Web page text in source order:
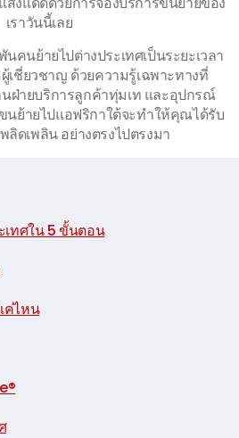
เราวันนี้เลย
คนย้ายไปต่างประเทศเป็นระยะเวลา
เชี่ยวชาญ ด้วยความรู้เฉพาะทางที่
นฝ่ายบริการลูกค้าทุ่มเท และอุปกรณ์
ย้ายไปแอฟริกาใต้จะทำให้คุณได้รับ
ดเพลิน อย่างตรงไปตรงมา
เทศใน 5 ขั้นตอน
ค่ไหน